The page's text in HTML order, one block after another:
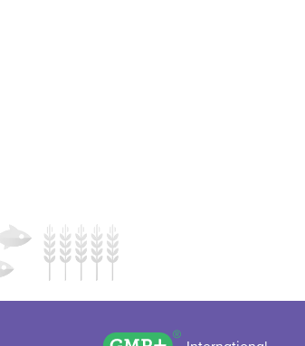
GMP+ logo